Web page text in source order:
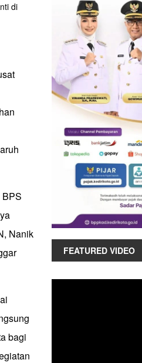
di
BPS
Nanik
bagi
FEATURED VIDEO